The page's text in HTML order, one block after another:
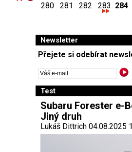
280 281 282 283 284
Newsletter
Přejete si odebírat
Test
Subaru Forester e-
Jiný druh
Lukáš Dittrich 04.08.2025